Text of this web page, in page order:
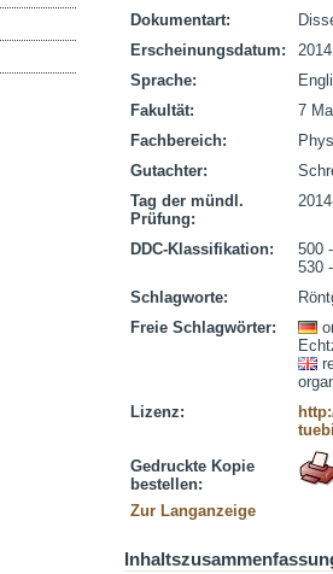
Dokumentart:
Erscheinungsdatum:
2014
Sprache:
Fakultät:
7
Fachbereich:
Gutachter:
Tag der mündl.
Prüfung:
DDC-Klassifikation:
500
530
Schlagworte:
Freie Schlagwörter:
Lizenz:
Gedruckte Kopie
bestellen:
Zur Langanzeige